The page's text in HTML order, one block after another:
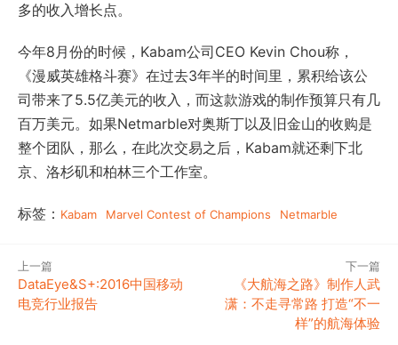
多的收入增长点。
今年8月份的时候，Kabam公司CEO Kevin Chou称，
《漫威英雄格斗赛》在过去3年半的时间里，累积给该公
司带来了5.5亿美元的收入，而这款游戏的制作预算只有几
百万美元。如果Netmarble对奥斯丁以及旧金山的收购是
整个团队，那么，在此次交易之后，Kabam就还剩下北
京、洛杉矶和柏林三个工作室。
标签： Kabam Marvel Contest of Champions Netmarble
上一篇
DataEye&S+:2016中国移动
电竞行业报告
下一篇
《大航海之路》制作人武
潇：不走寻常路 打造“不一
样”的航海体验